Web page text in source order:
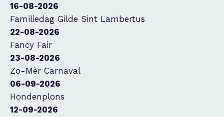
16-08-2026
Familiedag Gilde Sint Lambertus
22-08-2026
Fancy Fair
23-08-2026
Zo-Mèr Carnaval
06-09-2026
Hondenplons
12-09-2026